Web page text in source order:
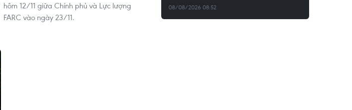
hôm 12/11 giữa Chính phủ và Lực lượng
FARC vào ngày 23/11.
08/08/2026 08:52